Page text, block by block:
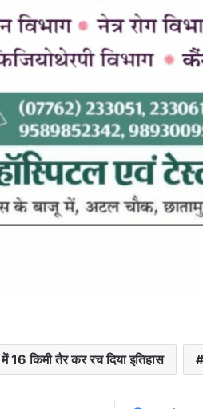
16 किमी तैर कर रच दिया इतिहास